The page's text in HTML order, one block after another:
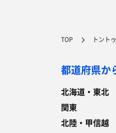
TOP トント
都道府県か
北海道・東北
関東
北陸・甲信越